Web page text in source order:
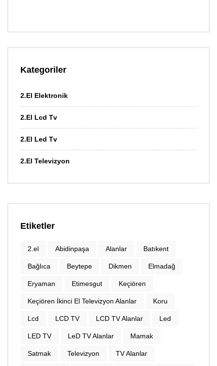
Kategoriler
2.El Elektronik
2.El Lcd Tv
2.El Led Tv
2.El Televizyon
Etiketler
2.el Abidinpaşa Alanlar Batıkent
Bağlıca Beytepe Dikmen Elmadağ
Eryaman Etimesgut Keçiören
Keçiören İkinci El Televizyon Alanlar Koru
Lcd LCD TV LCD TV Alanlar Led
LED TV LeD TV Alanlar Mamak
Satmak Televizyon TV Alanlar